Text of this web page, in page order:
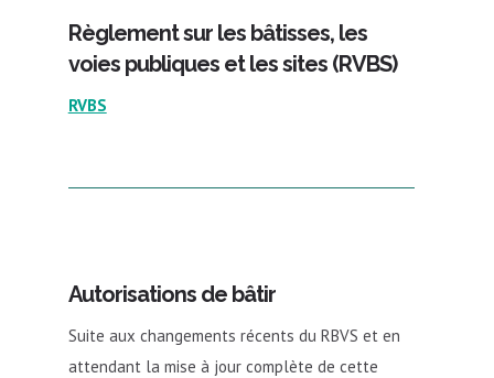
Règlement sur les bâtisses, les
voies publiques et les sites (RVBS)
RVBS
Autorisations de bâtir
Suite aux changements récents du RBVS et en
attendant la mise à jour complète de cette